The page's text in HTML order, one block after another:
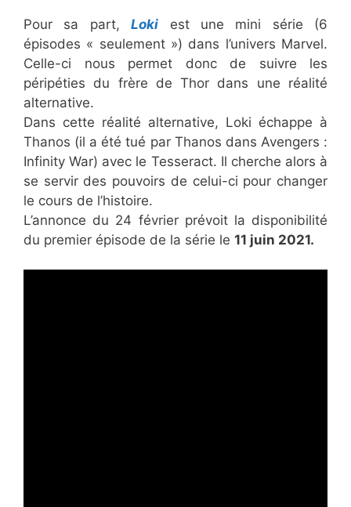
Pour sa part,Loki est une mini série (6
épisodes « seulement ») dans l’univers Marvel.
Celle-ci nous permet donc de suivre les
péripéties du frère de Thor dans une réalité
alternative.
Dans cette réalité alternative, Loki échappe à
Thanos (il a été tué par Thanos dans Avengers :
Infinity War) avec le Tesseract. Il cherche alors à
se servir des pouvoirs de celui-ci pour changer
le cours de l’histoire.
L’annonce du 24 février prévoit la disponibilité
du premier épisode de la série le 11 juin 2021.